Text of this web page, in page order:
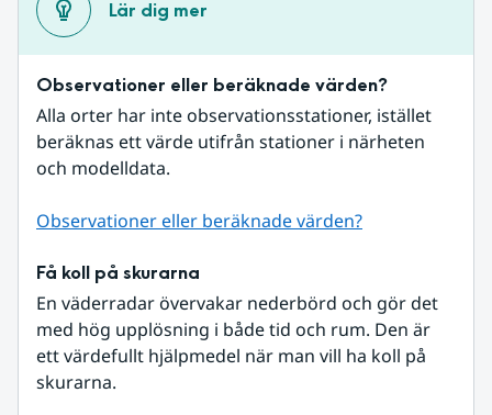
Lär dig mer
Observationer eller beräknade värden?
Alla orter har inte observationsstationer, istället
beräknas ett värde utifrån stationer i närheten
och modelldata.
Observationer eller beräknade värden?
Få koll på skurarna
En väderradar övervakar nederbörd och gör det
med hög upplösning i både tid och rum. Den är
ett värdefullt hjälpmedel när man vill ha koll på
skurarna.